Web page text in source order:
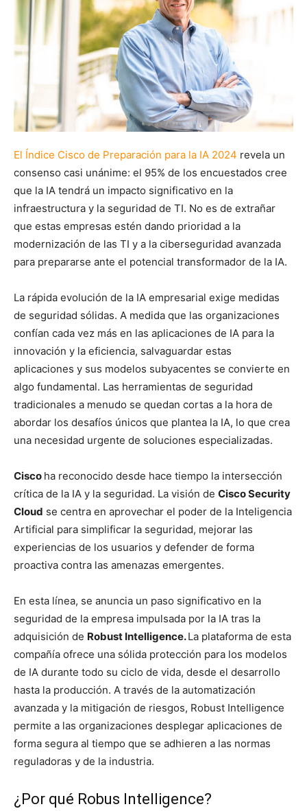
El Índice Cisco de Preparación para la IA 2024 revela un
consenso casi unánime: el 95% de los encuestados cree
que la IA tendrá un impacto significativo en la
infraestructura y la seguridad de TI. No es de extrañar
que estas empresas estén dando prioridad a la
modernización de las TI y a la ciberseguridad avanzada
para prepararse ante el potencial transformador de la IA.
La rápida evolución de la IA empresarial exige medidas
de seguridad sólidas. A medida que las organizaciones
confían cada vez más en las aplicaciones de IA para la
innovación y la eficiencia, salvaguardar estas
aplicaciones y sus modelos subyacentes se convierte en
algo fundamental. Las herramientas de seguridad
tradicionales a menudo se quedan cortas a la hora de
abordar los desafíos únicos que plantea la IA, lo que crea
una necesidad urgente de soluciones especializadas.
Cisco ha reconocido desde hace tiempo la intersección
crítica de la IA y la seguridad. La visión de Cisco Security
Cloud se centra en aprovechar el poder de la Inteligencia
Artificial para simplificar la seguridad, mejorar las
experiencias de los usuarios y defender de forma
proactiva contra las amenazas emergentes.
En esta línea, se anuncia un paso significativo en la
seguridad de la empresa impulsada por la IA tras la
adquisición de Robust Intelligence.La plataforma de esta
compañía ofrece una sólida protección para los modelos
de IA durante todo su ciclo de vida, desde el desarrollo
hasta la producción. A través de la automatización
avanzada y la mitigación de riesgos, Robust Intelligence
permite a las organizaciones desplegar aplicaciones de
forma segura al tiempo que se adhieren a las normas
reguladoras y de la industria.
¿Por qué Robus Intelligence?